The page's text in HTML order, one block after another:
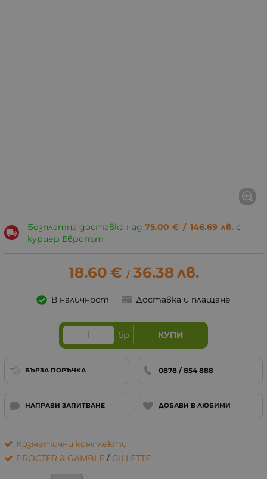
Безплатна доставка над 75.00 € / 146.69 лв. с
куриер Европът
18.60 € / 36.38лв.
В наличност Доставка и плащане
бр КУПИ
БЪРЗА ПОРЪЧКА 0878 / 854 888
НАПРАВИ ЗАПИТВАНЕ ДОБАВИ В ЛЮБИМИ
Козметични комплекти
PROCTER & GAMBLE / GILLETTE